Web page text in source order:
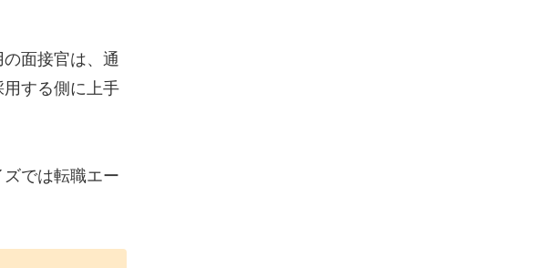
面接官は、通
する側に上手
では転職エー